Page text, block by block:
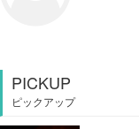
PICKUP
ピックアップ